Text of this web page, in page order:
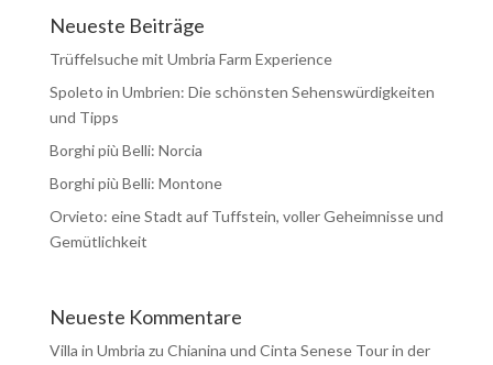
Neueste Beiträge
Trüffelsuche mit Umbria Farm Experience
Spoleto in Umbrien: Die schönsten Sehenswürdigkeiten
und Tipps
Borghi più Belli: Norcia
Borghi più Belli: Montone
Orvieto: eine Stadt auf Tuffstein, voller Geheimnisse und
Gemütlichkeit
Neueste Kommentare
Villa in Umbria zu Chianina und Cinta Senese Tour in der